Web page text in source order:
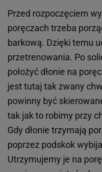
Przed rozpoczęciem
poręczach trzeba
barkową. Dzięki temu
przetrenowania. Po
położyć dłonie na
jest tutaj tak zwany
powinny być
tak jak to robimy przy
Gdy dłonie trzymają
poprzez podskok
Utrzymujemy je na